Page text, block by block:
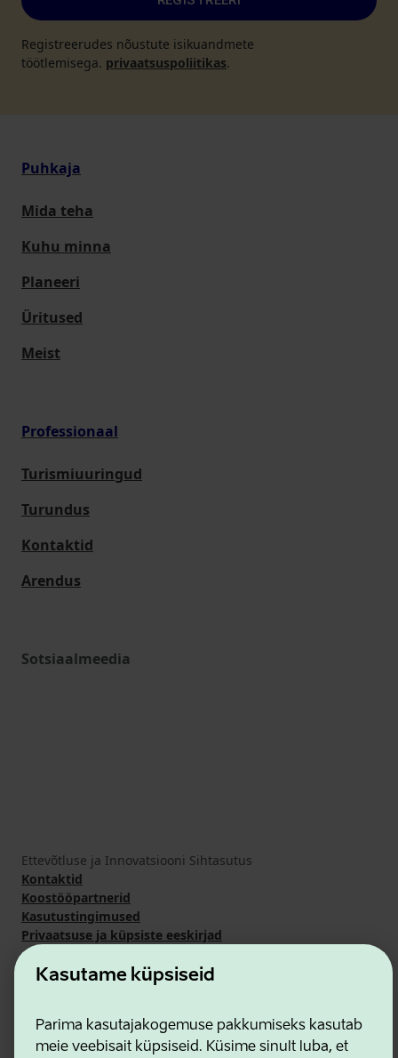
Kasutame küpsiseid
Parima kasutajakogemuse pakkumiseks kasutab
meie veebisait küpsiseid. Küsime sinult luba, et
Registreerudes nõustute isikuandmete
töötlemisega. privaatsuspoliitikas.
Puhkaja
Mida teha
Kuhu minna
Planeeri
Üritused
Meist
Professionaal
Turismiuuringud
Turundus
Kontaktid
Arendus
Sotsiaalmeedia
Ettevõtluse ja Innovatsiooni Sihtasutus
Kontaktid
Koostööpartnerid
Kasutustingimused
Privaatsuse ja küpsiste eeskirjad